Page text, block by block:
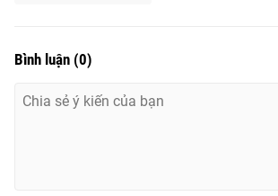
Bình luận (0)